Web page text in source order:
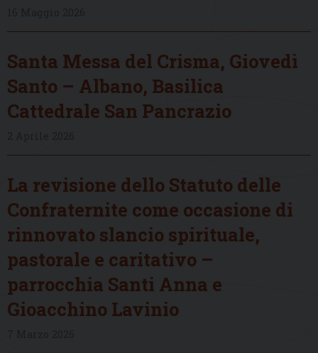
Santa Messa del Crisma, Giovedì
Santo – Albano, Basilica
Cattedrale San Pancrazio
La revisione dello Statuto delle
Confraternite come occasione di
rinnovato slancio spirituale,
pastorale e caritativo –
parrocchia Santi Anna e
Gioacchino Lavinio